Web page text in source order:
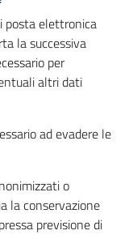
posta elettronica
la successiva
per
altri dati
ad evadere le
o
la conservazione
previsione di